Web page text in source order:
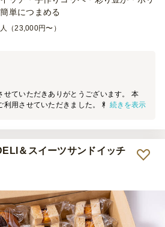
単につまめる
（23,000円〜）
せていただきありがとうございます。 本
利用させていただきました。 料理の見た
続きを表示
＆スイーツサンドイッチ